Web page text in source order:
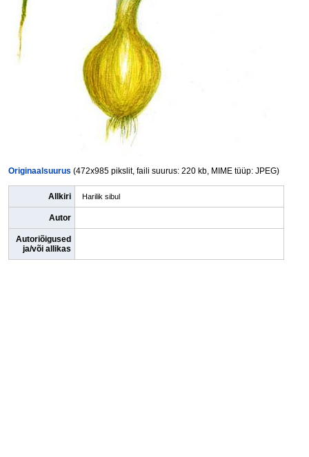
Originaalsuurus (472x985 pikslit, faili suurus: 220 kb, MIME tüüp: JPEG)
Allkiri Harilik sibul
Autor
Autoriõigused
ja/või allikas